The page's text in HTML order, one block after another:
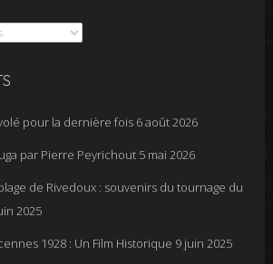
pour la dernière fois 6 août 2026
par Pierre Peyrichout 5 mai 2026
de Rivedoux : souvenirs du tournage du
2025
1928 : Un Film Historique 9 juin 2025